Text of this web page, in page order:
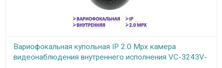
Вариофокальная купольная IP 2.0 Mpx камера
видеонаблюдения внутреннего исполнения VC-3243V-